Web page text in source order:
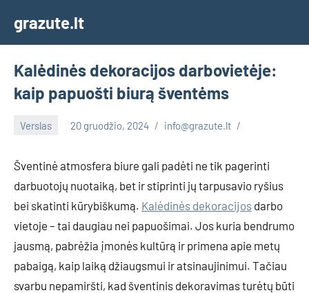
content
grazute.lt
Kalėdinės dekoracijos darbovietėje:
kaip papuošti biurą šventėms
Verslas 20 gruodžio, 2024 info@grazute.lt
Šventinė atmosfera biure gali padėti ne tik pagerinti
darbuotojų nuotaiką, bet ir stiprinti jų tarpusavio ryšius
bei skatinti kūrybiškumą. Kalėdinės dekoracijos darbo
vietoje – tai daugiau nei papuošimai. Jos kuria bendrumo
jausmą, pabrėžia įmonės kultūrą ir primena apie metų
pabaigą, kaip laiką džiaugsmui ir atsinaujinimui. Tačiau
svarbu nepamiršti, kad šventinis dekoravimas turėtų būti